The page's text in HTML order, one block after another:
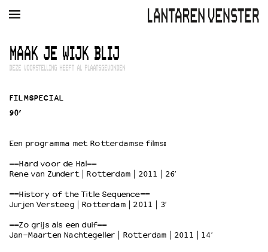
AGENDA FILM MUZIEK RESTAURANT
Winkelmandje
Zoek
Kaartverkoop
EDUCATIE
Schoolvoorstellingen
Filmprogramma’s Primair Onderwijs
Filmprogramma’s VO/MBO
MAAK JE WIJK BLIJ
DEZE VOORSTELLING HEEFT AL PLAATSGEVONDEN
FILMSPECIAL
90’
Een programma met Rotterdamse films:
==Hard voor de Hal==
Rene van Zundert | Rotterdam | 2011 | 26′
==History of the Title Sequence==
Jurjen Versteeg | Rotterdam | 2011 | 3′
==Zo grijs als een duif==
Jan-Maarten Nachtegeller | Rotterdam | 2011 | 14′